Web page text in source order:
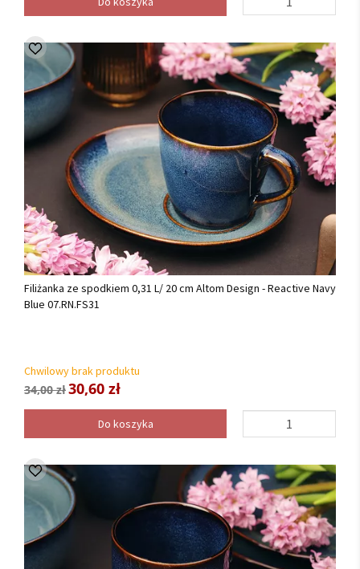
Filiżanka ze spodkiem 0,31 L/ 20 cm Altom Design - Reactive Navy
Blue 07.RN.FS31
Chwilowy brak produktu
34,00 zł30,60 zł
Do koszyka